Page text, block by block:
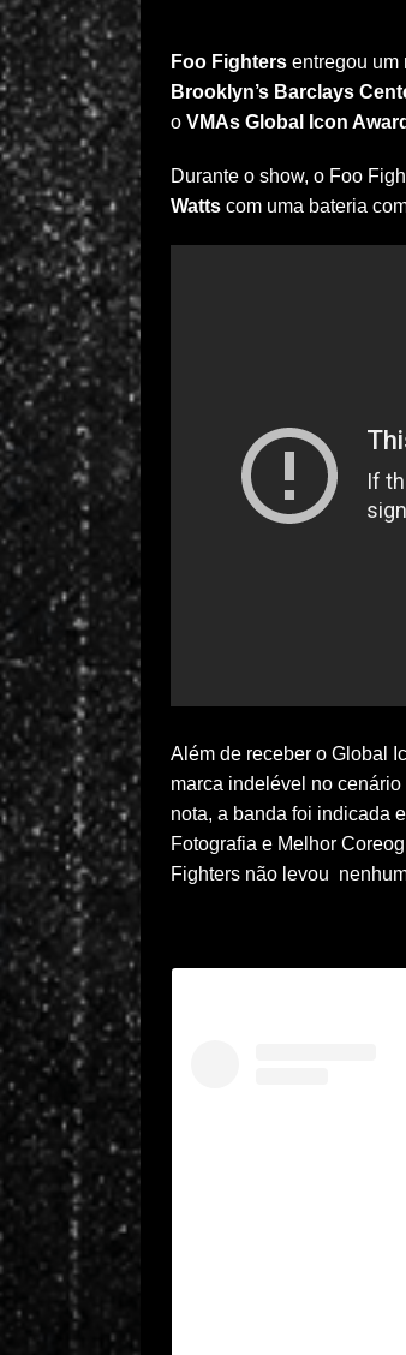
Foo Fighters entregou um
Brooklyn’s Barclays
o VMAs Global Icon Award
Durante o show, o Foo
Watts com uma bateria
Além de receber o Global
marca indelével no
nota, a banda foi indicada
Fotografia e Melhor
Fighters não levou